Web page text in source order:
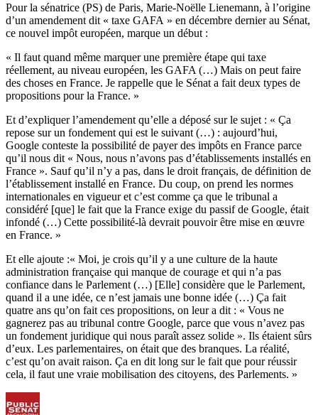
Pour la sénatrice (PS) de Paris, Marie-Noëlle Lienemann, à l’origine
d’un amendement dit « taxe GAFA » en décembre dernier au Sénat,
ce nouvel impôt européen, marque un début :
« Il faut quand même marquer une première étape qui taxe
réellement, au niveau européen, les GAFA (…) Mais on peut faire
des choses en France. Je rappelle que le Sénat a fait deux types de
propositions pour la France. »
Et d’expliquer l’amendement qu’elle a déposé sur le sujet : « Ça
repose sur un fondement qui est le suivant (…) : aujourd’hui,
Google conteste la possibilité de payer des impôts en France parce
qu’il nous dit « Nous, nous n’avons pas d’établissements installés en
France ». Sauf qu’il n’y a pas, dans le droit français, de définition de
l’établissement installé en France. Du coup, on prend les normes
internationales en vigueur et c’est comme ça que le tribunal a
considéré [que] le fait que la France exige du passif de Google, était
infondé (…) Cette possibilité-là devrait pouvoir être mise en œuvre
en France. »
Et elle ajoute :« Moi, je crois qu’il y a une culture de la haute
administration française qui manque de courage et qui n’a pas
confiance dans le Parlement (…) [Elle] considère que le Parlement,
quand il a une idée, ce n’est jamais une bonne idée (…) Ça fait
quatre ans qu’on fait ces propositions, on leur a dit : « Vous ne
gagnerez pas au tribunal contre Google, parce que vous n’avez pas
un fondement juridique qui nous paraît assez solide ». Ils étaient sûrs
d’eux. Les parlementaires, on était que des branques. La réalité,
c’est qu’on avait raison. Ça en dit long sur le fait que pour réussir
cela, il faut une vraie mobilisation des citoyens, des Parlements. »